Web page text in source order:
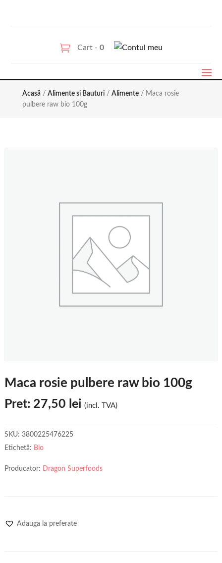
Cart - 0
Acasă/ Alimente si Bauturi/ Alimente/ Maca rosie
pulbere raw bio 100g
Maca rosie pulbere raw bio 100g
Pret: 27,50 lei (incl. TVA)
SKU: 3800225476225
Etichetă: Bio
Producator: Dragon Superfoods
Adauga la preferate